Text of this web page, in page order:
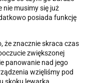
nie musimy się już
posiada funkcję
że znacznie skraca czas
zwiększonej
panowanie nad jego
wzięliśmy pod
skoku lewarka